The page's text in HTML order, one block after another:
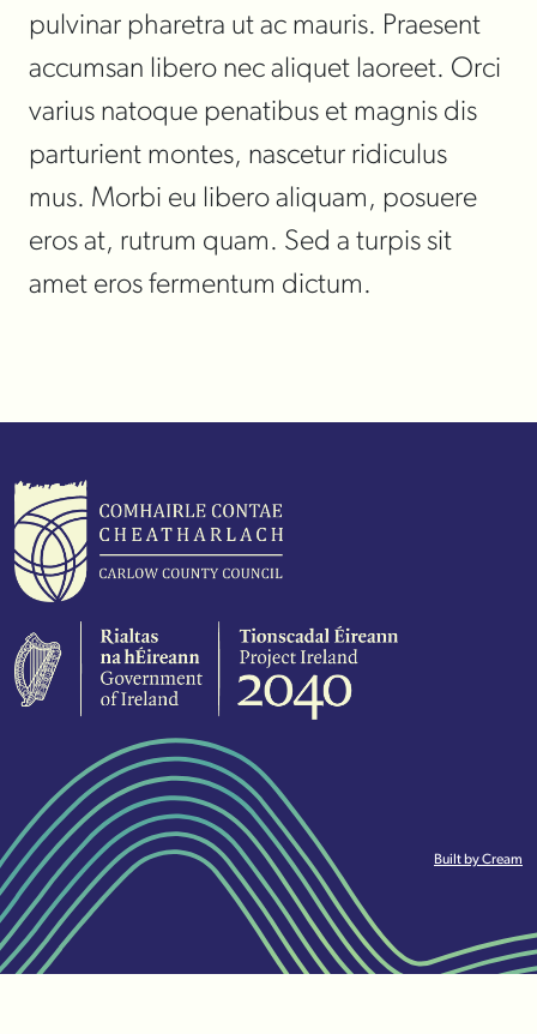
pulvinar pharetra ut ac mauris. Praesent
accumsan libero nec aliquet laoreet. Orci
varius natoque penatibus et magnis dis
parturient montes, nascetur ridiculus
mus. Morbi eu libero aliquam, posuere
eros at, rutrum quam. Sed a turpis sit
amet eros fermentum dictum.
Built by Cream